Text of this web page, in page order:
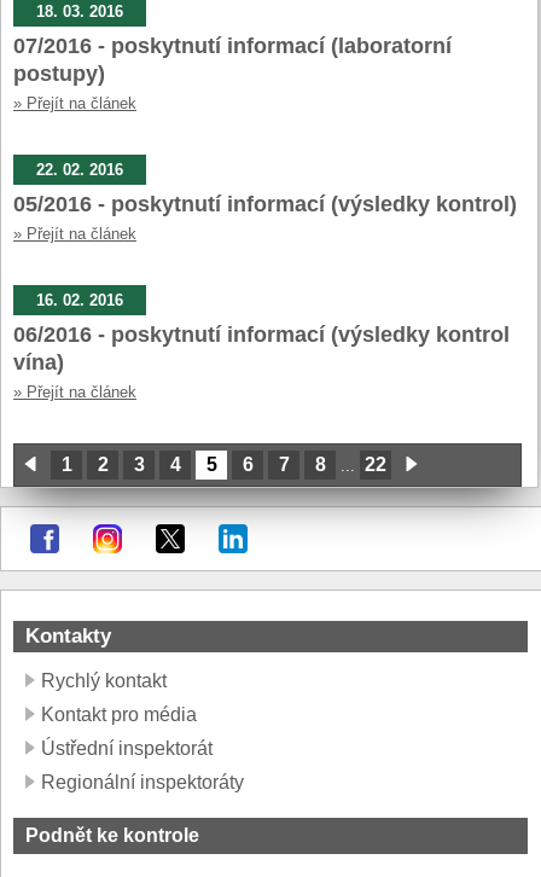
18. 03. 2016
07/2016 - poskytnutí informací (laboratorní
postupy)
» Přejít na článek
22. 02. 2016
05/2016 - poskytnutí informací (výsledky kontrol)
» Přejít na článek
16. 02. 2016
06/2016 - poskytnutí informací (výsledky kontrol
vína)
» Přejít na článek
1 2 3 4 5 6 7 8 22
Kontakty
Rychlý kontakt
Kontakt pro média
Ústřední inspektorát
Regionální inspektoráty
Podnět ke kontrole